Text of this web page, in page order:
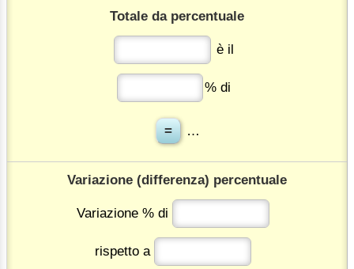
Totale da percentuale
è il
% di
…
Variazione (differenza) percentuale
Variazione % di
rispetto a